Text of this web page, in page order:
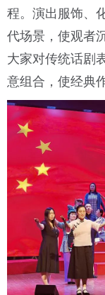
程。演出服饰、
代场景，使观者
大家对传统话剧
意组合，使经典